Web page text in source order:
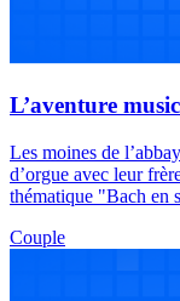
L’aventure
Les moines de
d’orgue avec leur
thématique "Bach en
Couple